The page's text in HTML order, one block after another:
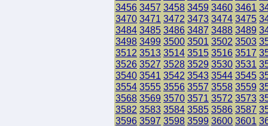
3456 3457 3458 3459 3460 3461
3470 3471 3472 3473 3474 3475
3484 3485 3486 3487 3488 3489
3498 3499 3500 3501 3502 3503
3512 3513 3514 3515 3516 3517
3526 3527 3528 3529 3530 3531
3540 3541 3542 3543 3544 3545
3554 3555 3556 3557 3558 3559
3568 3569 3570 3571 3572 3573
3582 3583 3584 3585 3586 3587
3596 3597 3598 3599 3600 3601